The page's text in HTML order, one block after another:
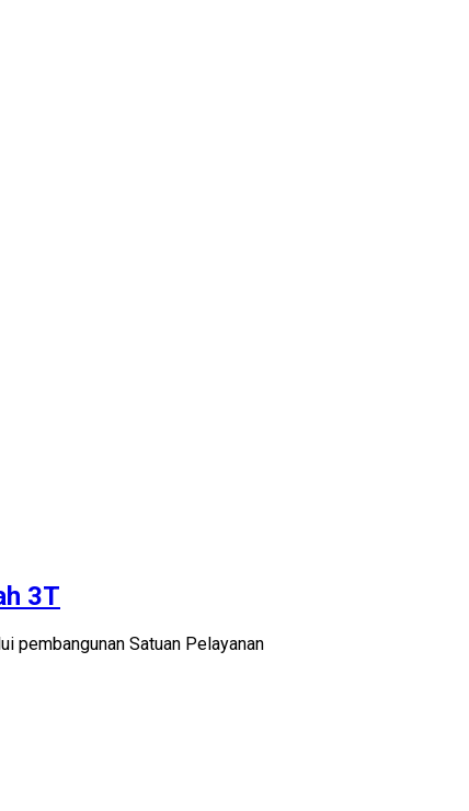
3T
pembangunan Satuan Pelayanan